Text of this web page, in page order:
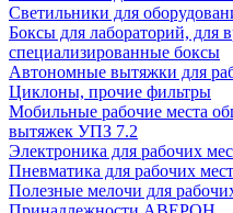
Светильники для
Боксы для лабораторий, для
специализированные боксы
Автономные вытяжки для
Циклоны, прочие фильтры
Мобильные рабочие места
вытяжек УПЗ 7.2
Электроника для рабочих
Пневматика для рабочих мест
Полезные мелочи для